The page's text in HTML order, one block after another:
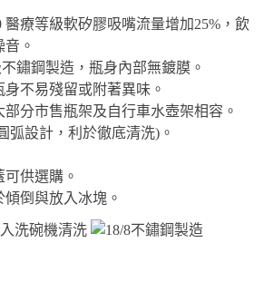
醫療等級軟矽膠吸嘴流量增加25%，飲
。
鏽鋼製造，瓶身內部無鍍膜。
不易殘留或附著異味。
分市售瓶架及自行車水壺架相容。
弧設計，利於徹底清洗)。
供選購。
倒與放入冰塊。